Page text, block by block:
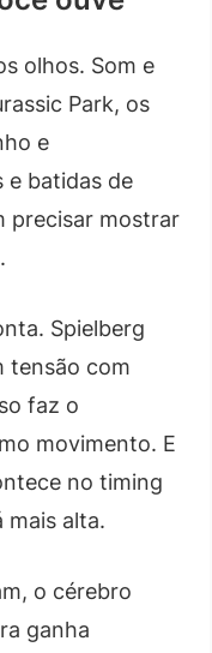
olhos. Som e
Park, os
e
e batidas de
precisar mostrar
Spielberg
tensão com
faz o
movimento. E
no timing
mais alta.
o cérebro
ganha